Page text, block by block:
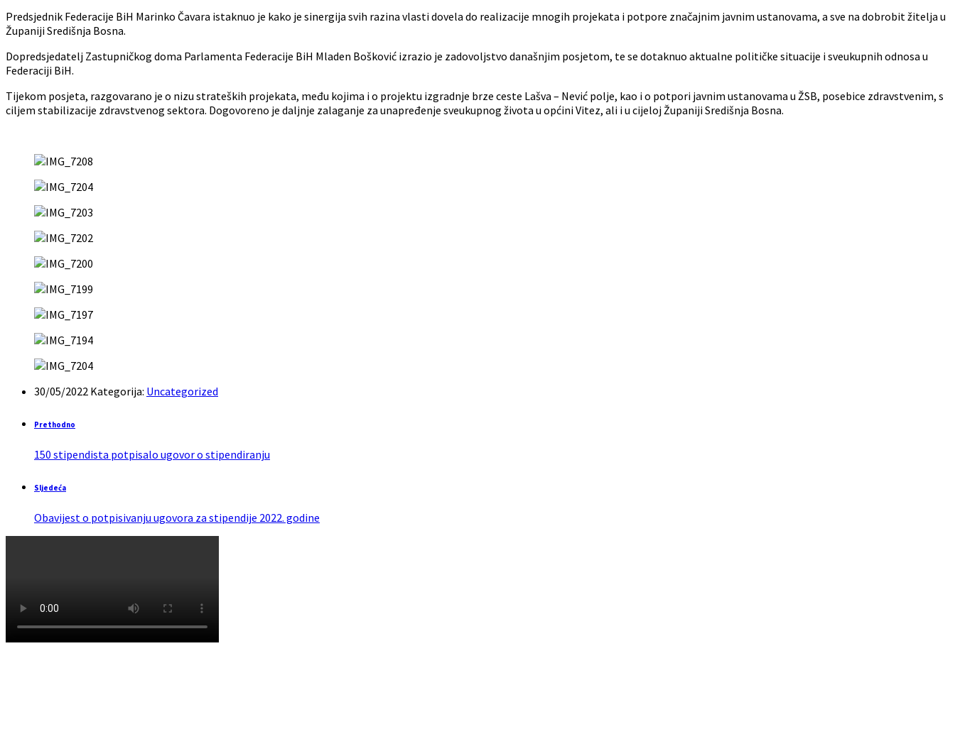
Predsjednik Federacije BiH Marinko Čavara istaknuo je kako je sinergija svih razina vlasti dovela do realizacije mnogih projekata i potpore značajnim javnim ustanovama, a sve na dobrobit žitelja u
Županiji Središnja Bosna.
Dopredsjedatelj Zastupničkog doma Parlamenta Federacije BiH Mladen Bošković izrazio je zadovoljstvo današnjim posjetom, te se dotaknuo aktualne političke situacije i sveukupnih odnosa u
Federaciji BiH.
Tijekom posjeta, razgovarano je o nizu strateških projekata, među kojima i o projektu izgradnje brze ceste Lašva – Nević polje, kao i o potpori javnim ustanovama u ŽSB, posebice zdravstvenim, s
ciljem stabilizacije zdravstvenog sektora. Dogovoreno je daljnje zalaganje za unapređenje sveukupnog života u općini Vitez, ali i u cijeloj Županiji Središnja Bosna.
30/05/2022 Kategorija: Uncategorized
Prethodno
150 stipendista potpisalo ugovor o stipendiranju
Sljedeća
Obavijest o potpisivanju ugovora za stipendije 2022. godine